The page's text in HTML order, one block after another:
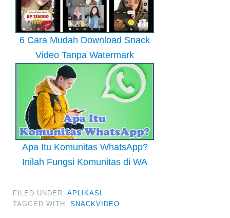
6 Cara Mudah Download Snack
Video Tanpa Watermark
Apa Itu Komunitas WhatsApp?
Inilah Fungsi Komunitas di WA
FILED UNDER:APLIKASI
TAGGED WITH:SNACKVIDEO